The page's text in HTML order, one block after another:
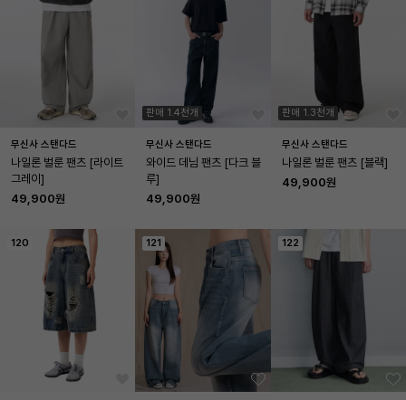
무신사 스탠다드
나일론 벌룬 팬츠 [라이트
그레이]
49,900원
판매 1.4천개
무신사 스탠다드
와이드 데님 팬츠 [다크 블
루]
49,900원
판매 1.3천개
무신사 스탠다드
나일론 벌룬 팬츠 [블랙]
49,900원
120 121 122